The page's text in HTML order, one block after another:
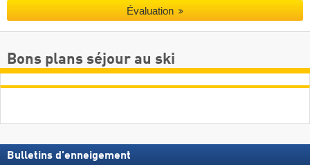
Évaluation
Bons plans séjour au ski
Bulletins d'enneigement